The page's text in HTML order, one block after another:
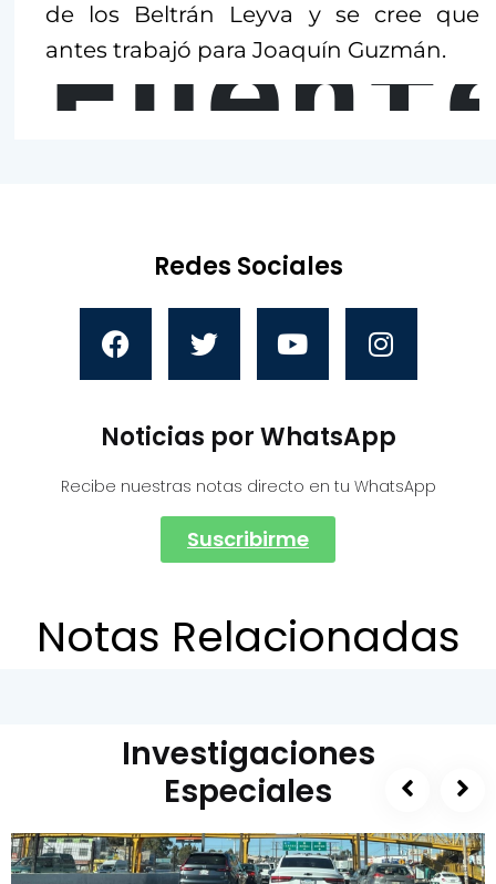
de los Beltrán Leyva y se cree que
antes trabajó para Joaquín Guzmán.
Redes Sociales
Noticias por WhatsApp
Recibe nuestras notas directo en tu WhatsApp
Suscribirme
Notas Relacionadas
Investigaciones
Especiales